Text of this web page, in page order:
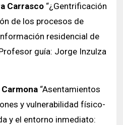
Carrasco “¿Gentrificación
de los procesos de
residencial de
guía: Jorge Inzulza
“Asentamientos
y vulnerabilidad físico-
y el entorno inmediato: